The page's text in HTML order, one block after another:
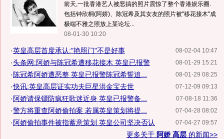
前天,一批香港艺人被恶搞的照片震惊了整个香港娱乐圈.
包括钟欣桐(阿娇)、陈冠希及其女友的照片被"移花接木"成
极端不雅之照放上某论坛...
08-01-30 10:20
08-02-04 10:47
·英皇高层首度承认:"艳照门"不是好事
08-01-29 15:21
·头条网:阿娇与陈冠希遭移花接木 英皇已报警
08-01-29 08:25
· 陈冠希阿娇遭恶整 英皇已报警陈冠希誓追...
07-12-09 09:13
·快讯:英皇高层证实功夫巨星洪金宝去世
07-08-18 11:36
· 阿娇请保镖防疯狂歌迷近身 英皇已报警备...
07-04-28 08:02
·警方将重查阿娇偷拍案 若属英皇策划将提...
07-04-27 09:57
· 阿娇偷拍事件被指蓄意策划 英皇公司坚决否认
更多关于 阿娇 高层 的新闻>>